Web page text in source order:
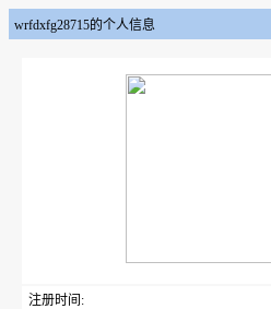
wrfdxfg28715的个人信息
注册时间: